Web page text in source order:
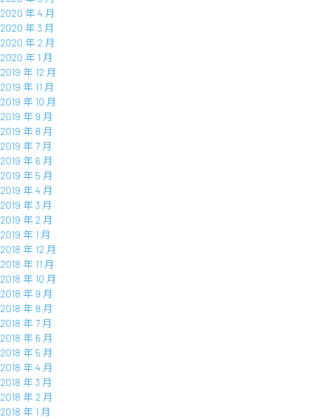
2020 年 4 月
2020 年 3 月
2020 年 2 月
2020 年 1 月
2019 年 12 月
2019 年 11 月
2019 年 10 月
2019 年 9 月
2019 年 8 月
2019 年 7 月
2019 年 6 月
2019 年 5 月
2019 年 4 月
2019 年 3 月
2019 年 2 月
2019 年 1 月
2018 年 12 月
2018 年 11 月
2018 年 10 月
2018 年 9 月
2018 年 8 月
2018 年 7 月
2018 年 6 月
2018 年 5 月
2018 年 4 月
2018 年 3 月
2018 年 2 月
2018 年 1 月